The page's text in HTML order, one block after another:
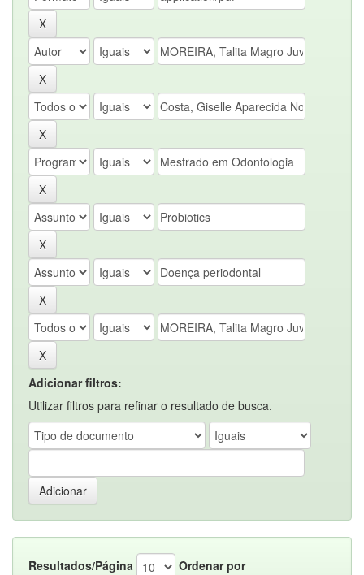
Adicionar filtros:
Utilizar filtros para refinar o resultado de busca.
Resultados/Página
Ordenar por